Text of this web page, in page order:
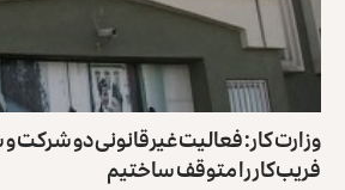
وزارت کار: فعالیت غیرقانونی دو شرکت و
فریب‌کار را متوقف ساختیم